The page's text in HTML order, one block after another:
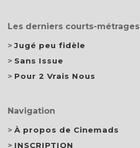
Les derniers courts-métrages
Jugé peu fidèle
Sans Issue
Pour 2 Vrais Nous
Navigation
À propos de Cinemads
INSCRIPTION